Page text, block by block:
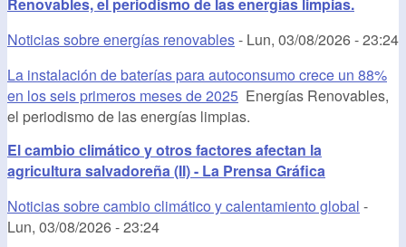
Renovables, el periodismo de las energías limpias.
Noticias sobre energías renovables- Lun, 03/08/2026 - 23:24
La instalación de baterías para autoconsumo crece un 88%
en los seis primeros meses de 2025 Energías Renovables,
el periodismo de las energías limpias.
El cambio climático y otros factores afectan la
agricultura salvadoreña (II) - La Prensa Gráfica
Noticias sobre cambio climático y calentamiento global -
Lun, 03/08/2026 - 23:24